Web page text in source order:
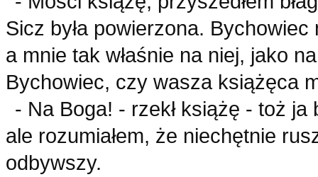
Sicz była powierzona.
a mnie tak właśnie na niej, jako
Bychowiec, czy wasza książęca
- Na Boga! - rzekł książę - toż ja
ale rozumiałem, że niechętnie
odbywszy.